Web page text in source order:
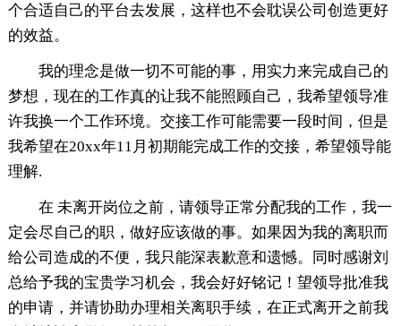
个合适自己的平台去发展，这样也不会耽误公司创造更好
的效益。
我的理念是做一切不可能的事，用实力来完成自己的
梦想，现在的工作真的让我不能照顾自己，我希望领导准
许我换一个工作环境。交接工作可能需要一段时间，但是
我希望在20xx年11月初期能完成工作的交接，希望领导能
理解.
在 未离开岗位之前，请领导正常分配我的工作，我一
定会尽自己的职，做好应该做的事。如果因为我的离职而
给公司造成的不便，我只能深表歉意和遗憾。同时感谢刘
总给予我的宝贵学习机会，我会好好铭记！望领导批准我
的申请，并请协助办理相关离职手续，在正式离开之前我